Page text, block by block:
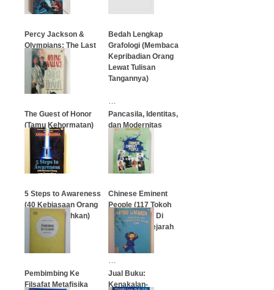
Percy Jackson &
Olympians: The Last
Olympian
…
Bedah Lengkap
Grafologi (Membaca
Kepribadian Orang
Lewat Tulisan
Tangannya)
…
The Guest of Honor
(Tamu Kehormatan)
Pancasila, Identitas,
dan Modernitas
…
5 Steps to Awareness
(40 Kebiasaan Orang
Yang Tercerahkan)
Chinese Eminent
People (117 Tokoh
Berpengaruh Di
Sepanjang Sejarah
China)
…
Pembimbing Ke
Filsafat Metafisika
Jual Buku:
Kenakalan-